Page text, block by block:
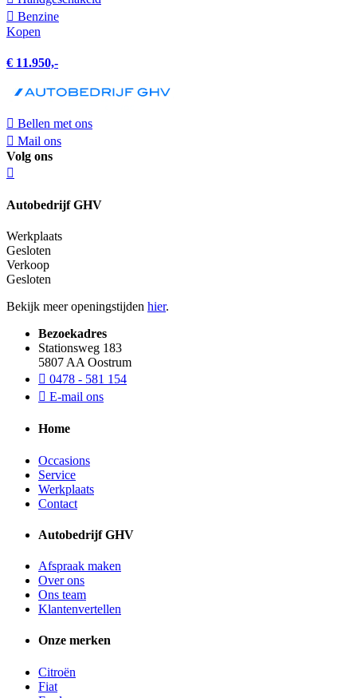
Benzine
Kopen
€ 11.950,-
Bellen met ons
Mail ons
Volg ons
Autobedrijf GHV
Werkplaats
Gesloten
Verkoop
Gesloten
Bekijk meer openingstijden hier.
Bezoekadres
Stationsweg 183
5807 AA Oostrum
0478 - 581 154
E-mail ons
Home
Occasions
Service
Werkplaats
Contact
Autobedrijf GHV
Afspraak maken
Over ons
Ons team
Klantenvertellen
Onze merken
Citroën
Fiat